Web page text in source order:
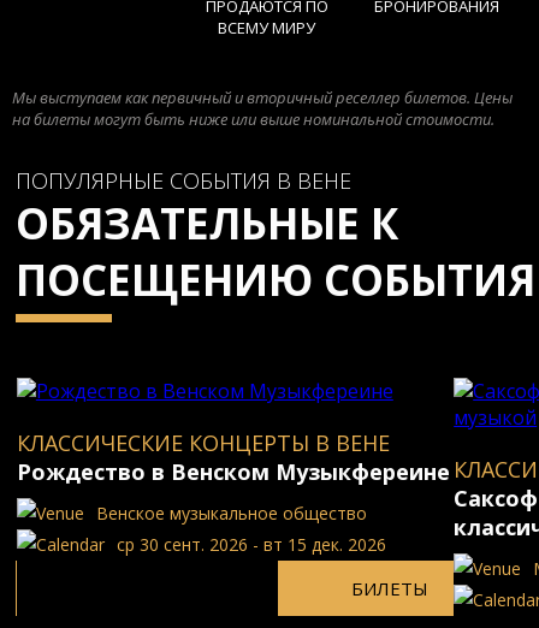
ПРОДАЮТСЯ ПО
ВСЕМУ МИРУ
БРОНИРОВАНИЯ
Мы выступаем как первичный и вторичный реселлер билетов. Цены
на билеты могут быть ниже или выше номинальной стоимости.
ПОПУЛЯРНЫЕ СОБЫТИЯ В ВЕНЕ
ОБЯЗАТЕЛЬНЫЕ К
ПОСЕЩЕНИЮ СОБЫТИЯ
КЛАССИЧЕСКИЕ КОНЦЕРТЫ В ВЕНЕ
Рождество в Венском Музыкфереине
Bенское музыкальное общество
ср 30 сент. 2026 - вт 15 дек. 2026
БИЛЕТЫ